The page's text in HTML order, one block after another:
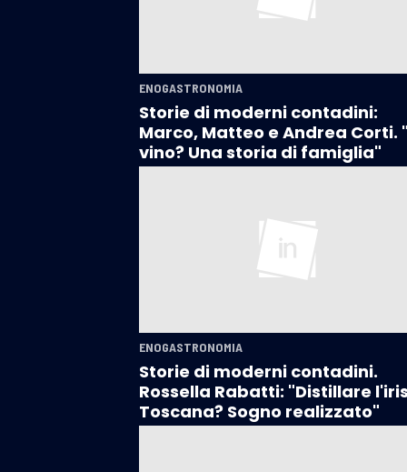
ENOGASTRONOMIA
Storie di moderni contadini:
Marco, Matteo e Andrea Corti.
vino? Una storia di famiglia"
ENOGASTRONOMIA
Storie di moderni contadini.
Rossella Rabatti: "Distillare
Toscana? Sogno realizzato"